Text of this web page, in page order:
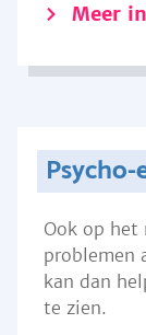
Meer
Ook op het
problemen
kan dan
te zien.